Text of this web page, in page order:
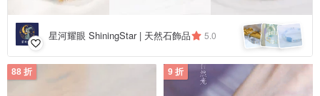
星河耀眼 ShiningStar | 天然石飾品 5.0
88 折 9 折